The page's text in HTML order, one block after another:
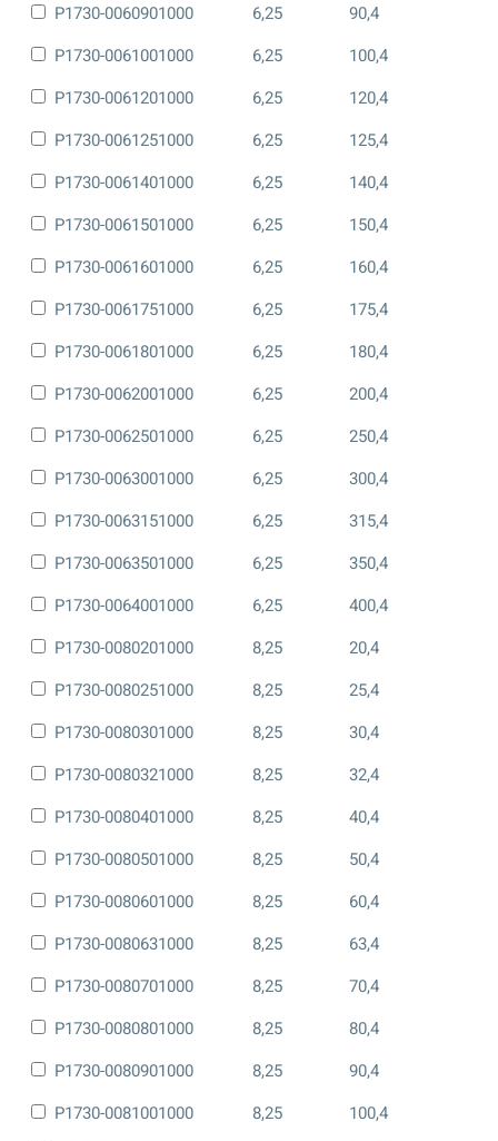
P1730-0060901000 6,25
90,4
P1730-0061001000
6,25
100,4
P1730-0061201000
6,25
120,4
P1730-0061251000
6,25
125,4
P1730-0061401000
6,25
140,4
P1730-0061501000
6,25
150,4
P1730-0061601000
6,25
160,4
P1730-0061751000
6,25
175,4
P1730-0061801000
6,25
180,4
P1730-0062001000
6,25
200,4
P1730-0062501000
6,25
250,4
P1730-0063001000
6,25
300,4
P1730-0063151000
6,25
315,4
P1730-0063501000
6,25
350,4
P1730-0064001000
6,25
400,4
P1730-0080201000
8,25
20,4
P1730-0080251000
8,25
25,4
P1730-0080301000
8,25
30,4
P1730-0080321000
8,25
32,4
P1730-0080401000
8,25
40,4
P1730-0080501000
8,25
50,4
P1730-0080601000
8,25
60,4
P1730-0080631000
8,25
63,4
P1730-0080701000
8,25
70,4
P1730-0080801000
8,25
80,4
P1730-0080901000
8,25
90,4
P1730-0081001000
8,25
100,4